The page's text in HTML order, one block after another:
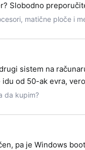
Slobodno
matične ploče i
sistem na
od 50-ak evra,
da kupim?
pa je Windows